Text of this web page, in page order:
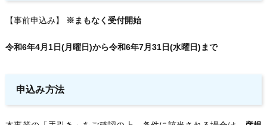
【事前申込み】 ※まもなく受付開始
令和6年4月1日(月曜日)から令和6年7月31日(水曜日)まで
申込み方法